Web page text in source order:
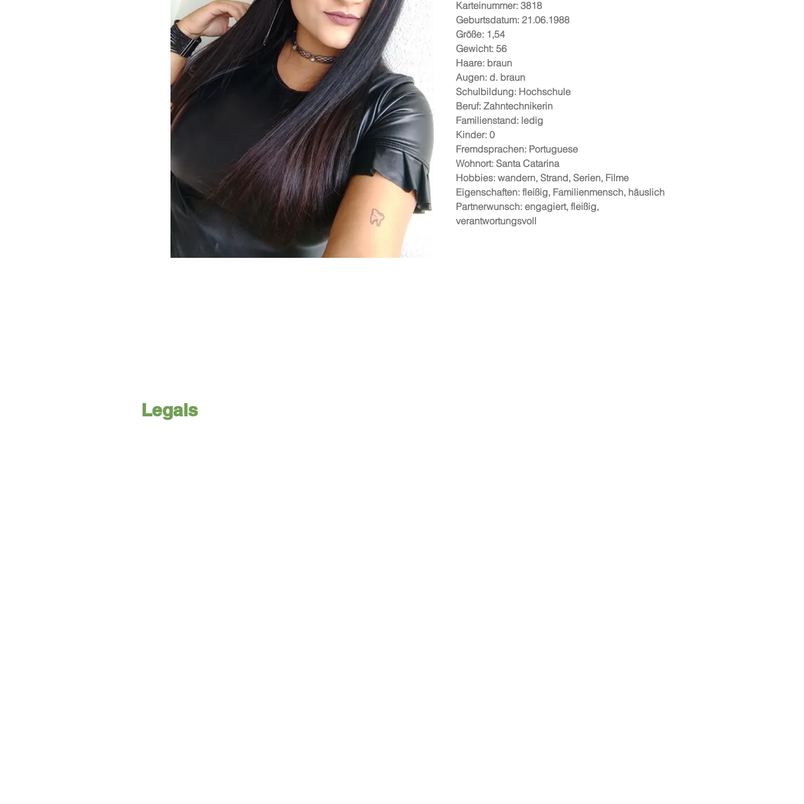
Karteinummer: 3818
Geburtsdatum: 21.06.1988
Größe: 1,54
Gewicht: 56
Haare: braun
Augen: d. braun
Schulbildung: Hochschule
Beruf: Zahntechnikerin
Familienstand: ledig
Kinder: 0
Fremdsprachen: Portuguese
Wohnort: Santa Catarina
Hobbies: wandern, Strand, Serien, Filme
Eigenschaften: fleißig, Familienmensch, häuslich
Partnerwunsch: engagiert, fleißig,
verantwortungsvoll
Legals